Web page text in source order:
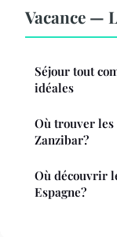
Vacance —
Séjour tout
idéales
Où trouver
Zanzibar?
Où découvrir
Espagne?